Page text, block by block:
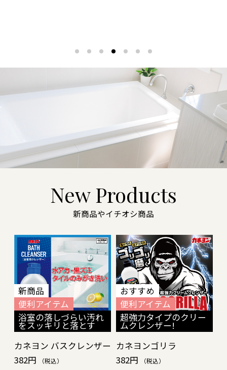
New Products
新商品やイチオシ商品
新商品
便利アイテム
浴室の落しづらい汚れ
をスッキリと落とす
カネヨン バスクレンザー
382円
（税込）
おすすめ
便利アイテム
超強力タイプのクリー
ムクレンザー!
カネヨンゴリラ
382円
（税込）
カネヨンゴリラの特設ページを開設しまし
た。